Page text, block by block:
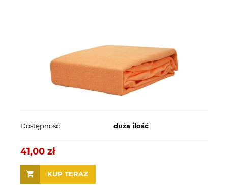
Dostępność: duża ilość
41,00 zł
KUP TERAZ